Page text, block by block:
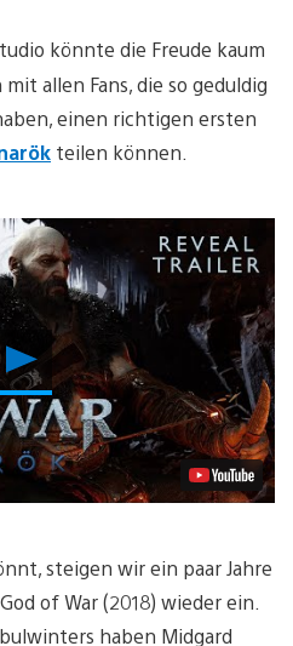
könnte die Freude kaum
allen Fans, die so geduldig
einen richtigen ersten
teilen können.
Video
abspielen
steigen wir ein paar Jahre
of War (2018) wieder ein.
haben Midgard